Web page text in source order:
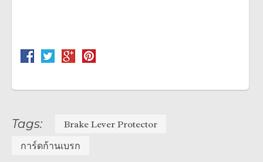
Tags:
Brake Lever Protector
การ์ดก้านเบรก